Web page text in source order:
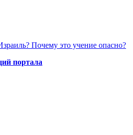
Почему это учение опасно?
портала